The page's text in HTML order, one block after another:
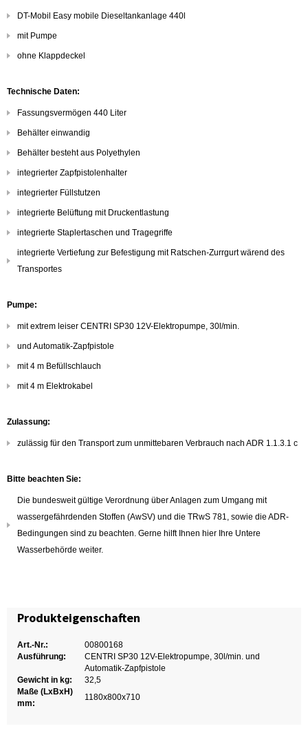
DT-Mobil Easy mobile Dieseltankanlage 440l
mit Pumpe
ohne Klappdeckel
Technische Daten:
Fassungsvermögen 440 Liter
Behälter einwandig
Behälter besteht aus Polyethylen
integrierter Zapfpistolenhalter
integrierter Füllstutzen
integrierte Belüftung mit Druckentlastung
integrierte Staplertaschen und Tragegriffe
integrierte Vertiefung zur Befestigung mit Ratschen-Zurrgurt wärend des
Transportes
Pumpe:
mit extrem leiser CENTRI SP30 12V-Elektropumpe, 30l/min.
und Automatik-Zapfpistole
mit 4 m Befüllschlauch
mit 4 m Elektrokabel
Zulassung:
zulässig für den Transport zum unmittebaren Verbrauch nach ADR 1.1.3.1 c
Bitte beachten Sie:
Die bundesweit gültige Verordnung über Anlagen zum Umgang mit
wassergefährdenden Stoffen (AwSV) und die TRwS 781, sowie die ADR-
Bedingungen sind zu beachten. Gerne hilft Ihnen hier Ihre Untere
Wasserbehörde weiter.
Produkteigenschaften
Art.-Nr.:
00800168
Ausführung:
CENTRI SP30 12V-Elektropumpe, 30l/min. und
Automatik-Zapfpistole
Gewicht in kg:
32,5
Maße (LxBxH)
mm:
1180x800x710